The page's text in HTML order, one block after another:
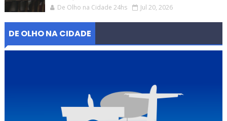
De Olho na Cidade 24hs Jul 20, 2026
DE OLHO NA CIDADE